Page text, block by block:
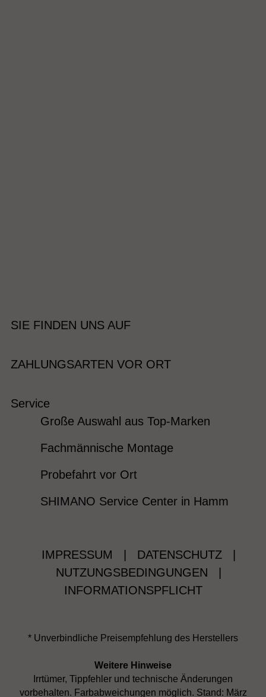
SIE FINDEN UNS AUF
ZAHLUNGSARTEN VOR ORT
Service
Große Auswahl aus Top-Marken
Fachmännische Montage
Probefahrt vor Ort
SHIMANO Service Center in Hamm
IMPRESSUM DATENSCHUTZ
NUTZUNGSBEDINGUNGEN
INFORMATIONSPFLICHT
* Unverbindliche Preisempfehlung des Herstellers
Weitere Hinweise
Irrtümer, Tippfehler und technische Änderungen
vorbehalten. Farbabweichungen möglich. Stand: März